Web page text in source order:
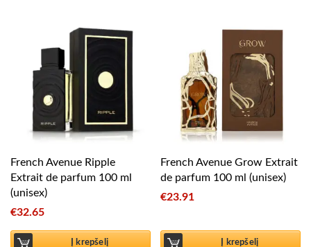
French Avenue Ripple
Extrait de parfum 100 ml
(unisex)
€32.65
Į krepšelį
French Avenue Grow Extrait
de parfum 100 ml (unisex)
€23.91
Į krepšelį